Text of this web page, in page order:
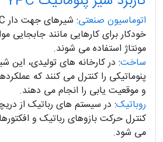
اتوماسیون صنعتی
خودکار برای کارهایی مانند جابجایی
مونتاژ استفاده می شوند.
ساخت: در کارخانه های تولیدی،
پنوماتیکی را کنترل می کنند که
و موقعیت یابی را انجام می دهند.
روباتیک: در سیستم های رباتیک از
کنترل حرکت بازوهای رباتیک و
می شود.